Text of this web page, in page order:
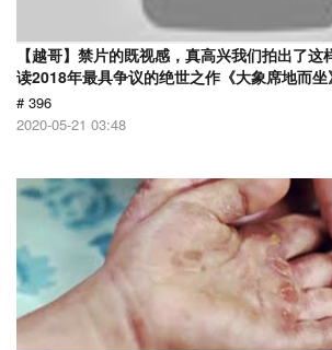
【越哥】禁片的既视感，真高兴我们拍出了
读2018年最具争议的绝世之作《大象席地而坐
# 396
2020-05-21 03:48